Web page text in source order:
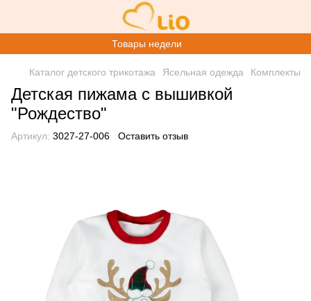
Товары недели
Каталог детского трикотажа Ясельная одежда Комплекты
Детская пижама с вышивкой
"Рождество"
Артикул: 3027-27-006 Оставить отзыв